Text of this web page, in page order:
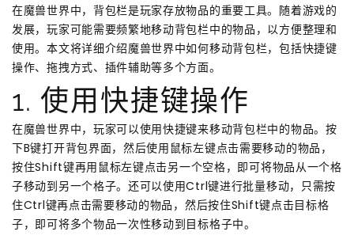
在魔兽世界中，背包栏是玩家存放物品的重要工具。随着游戏的
发展，玩家可能需要频繁地移动背包栏中的物品，以方便整理和
使用。本文将详细介绍魔兽世界中如何移动背包栏，包括快捷键
操作、拖拽方式、插件辅助等多个方面。
1. 使用快捷键操作
在魔兽世界中，玩家可以使用快捷键来移动背包栏中的物品。按
下B键打开背包界面，然后使用鼠标左键点击需要移动的物品，
按住Shift键再用鼠标左键点击另一个空格，即可将物品从一个格
子移动到另一个格子。还可以使用Ctrl键进行批量移动，只需按
住Ctrl键再点击需要移动的物品，然后按住Shift键点击目标格
子，即可将多个物品一次性移动到目标格子中。